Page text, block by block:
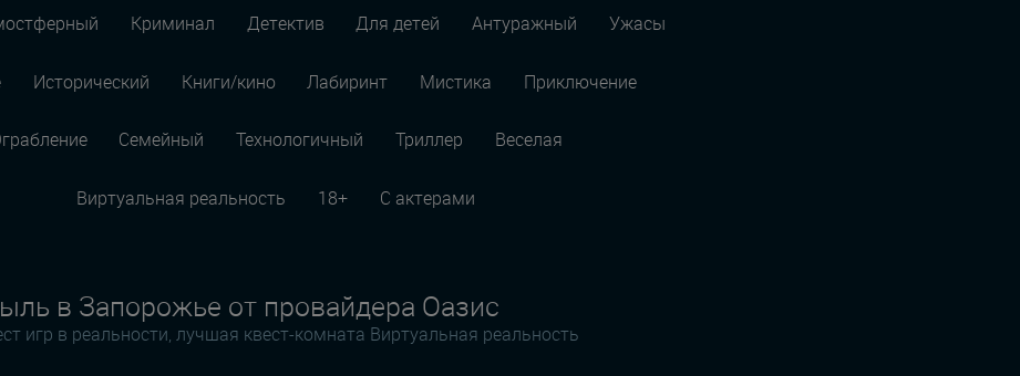
Криминал Детектив Для детей Антуражный Ужасы
Исторический Книги/кино Лабиринт Мистика Приключение
Семейный Технологичный Триллер Веселая
Виртуальная реальность 18+ С актерами
в Запорожье от провайдера Оазис
игр в реальности, лучшая квест-комната Виртуальная реальность